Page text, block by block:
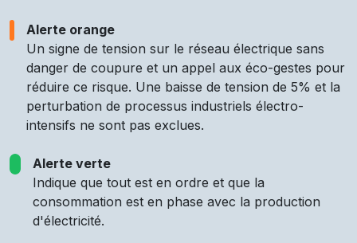
Alerte orange
Un signe de tension sur le réseau électrique sans
danger de coupure et un appel aux éco-gestes pour
réduire ce risque. Une baisse de tension de 5% et la
perturbation de processus industriels électro-
intensifs ne sont pas exclues.
Alerte verte
Indique que tout est en ordre et que la
consommation est en phase avec la production
d'électricité.